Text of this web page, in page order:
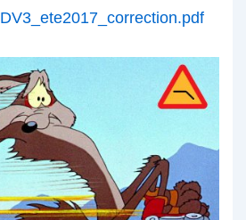
DV3_ete2017_correction.pdf